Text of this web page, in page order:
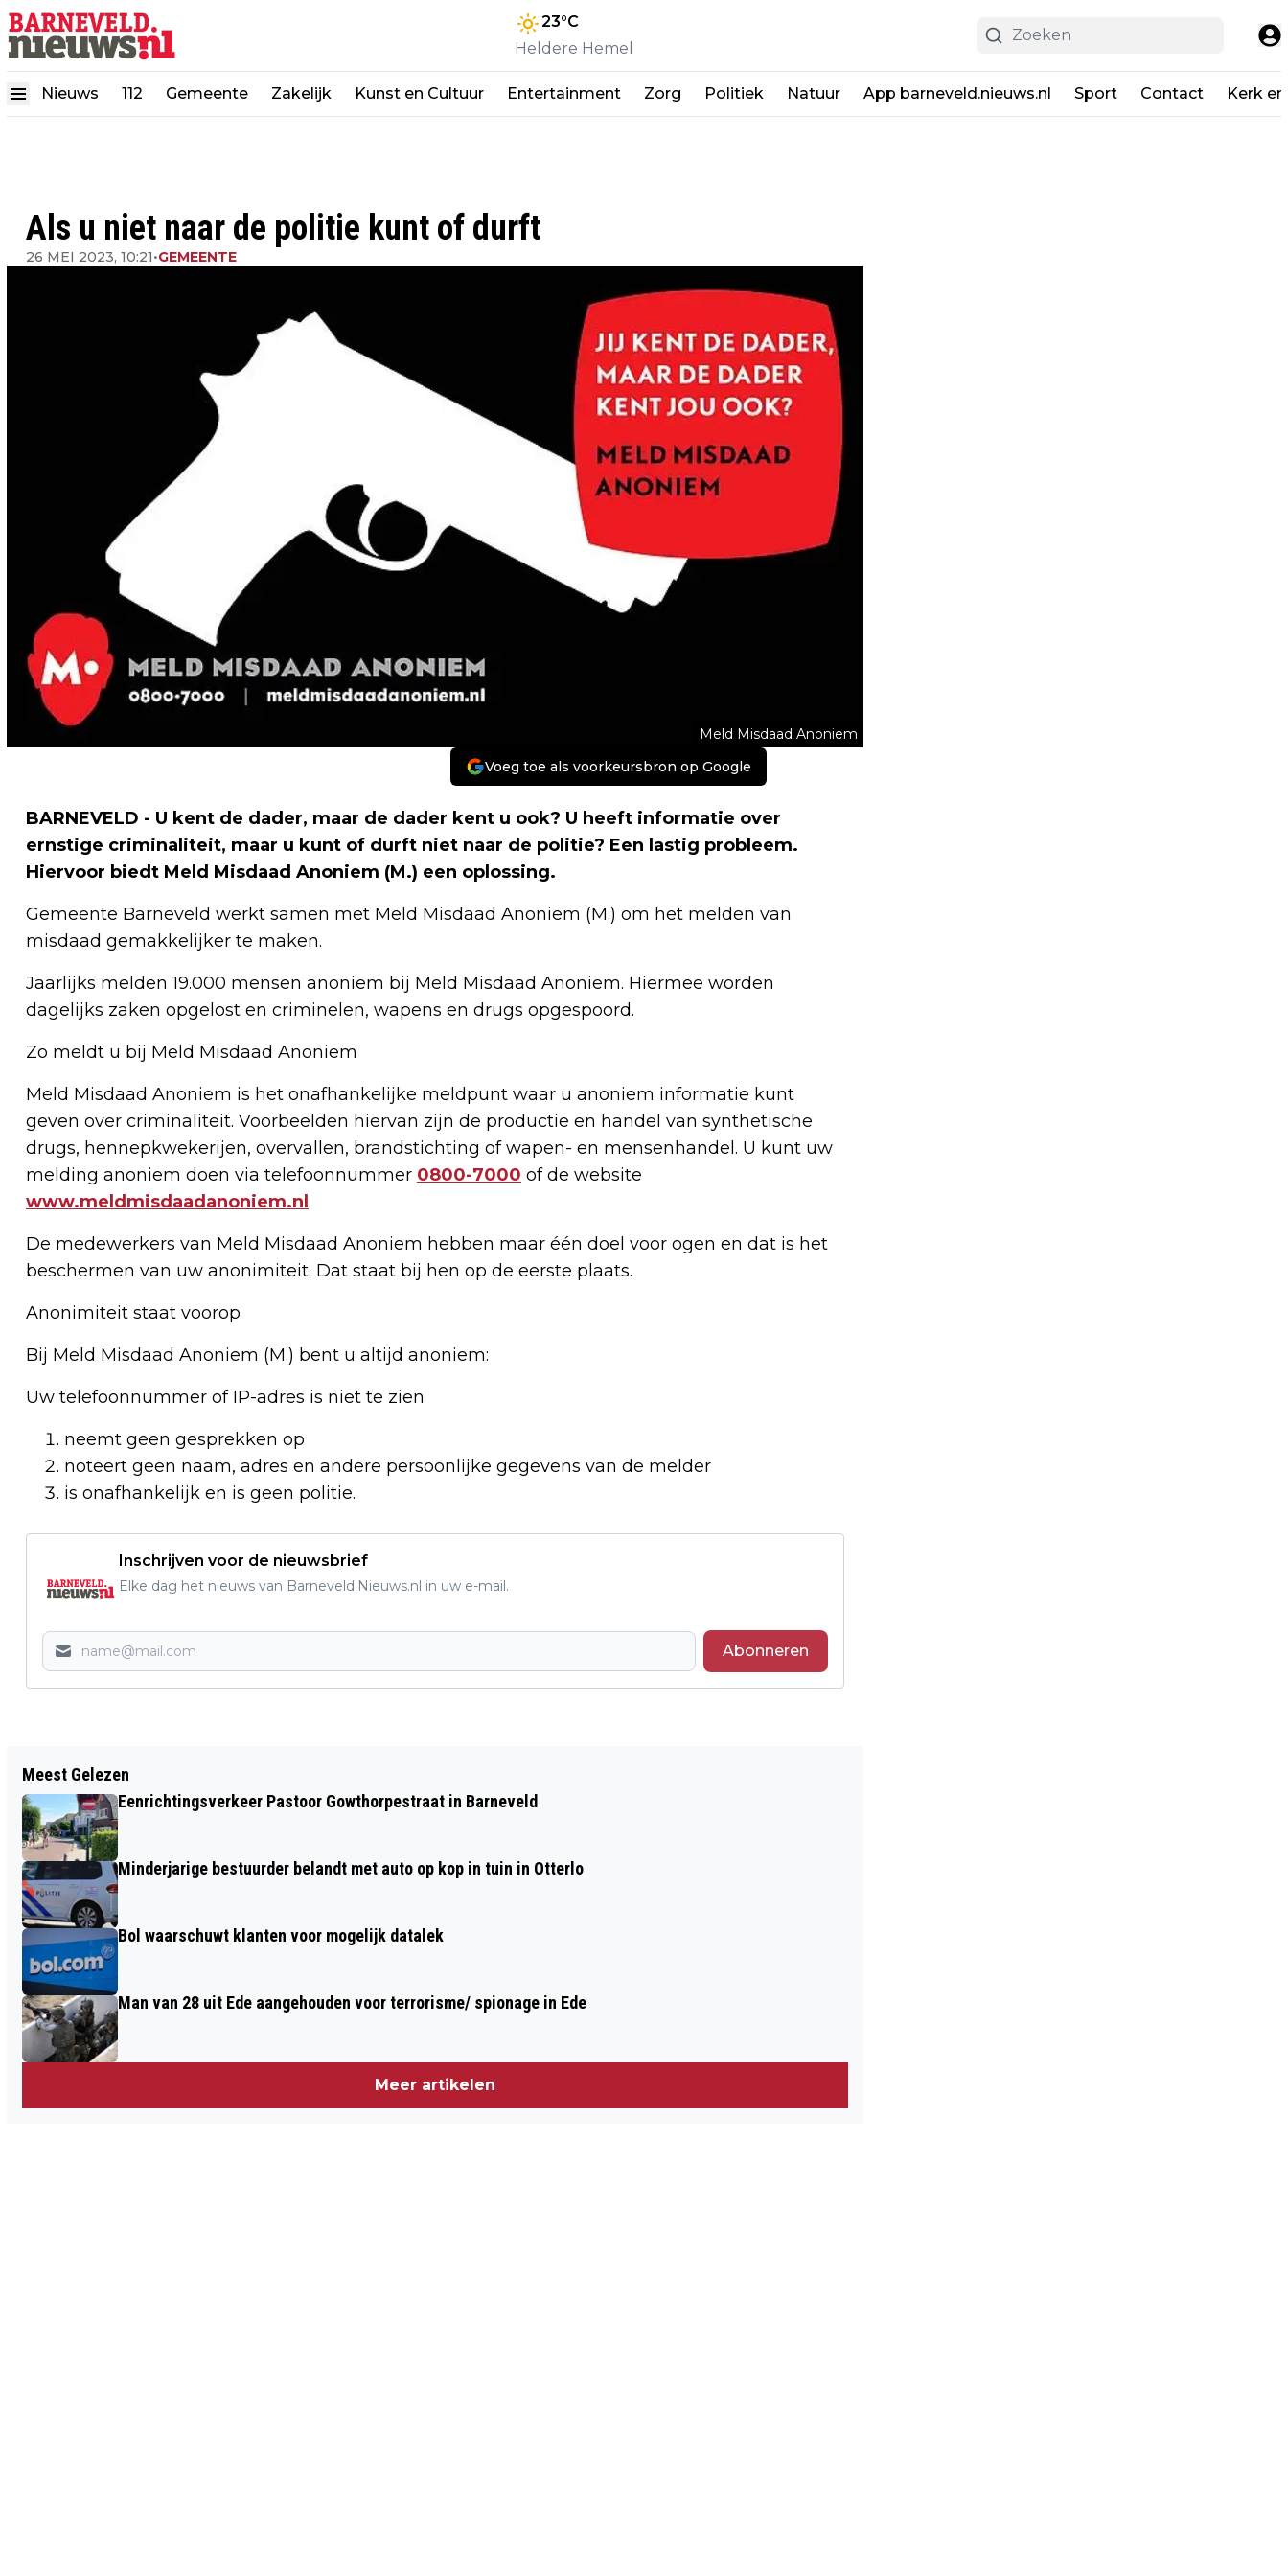
23°C
Heldere Hemel
Nieuws 112 Gemeente Zakelijk Kunst en Cultuur Entertainment Zorg Politiek Natuur App barneveld.nieuws.nl Sport Contact Kerk
Als u niet naar de politie kunt of durft
26 MEI 2023, 10:21•GEMEENTE
Meld Misdaad Anoniem
Voeg toe als voorkeursbron op Google
BARNEVELD - U kent de dader, maar de dader kent u ook? U heeft informatie over
ernstige criminaliteit, maar u kunt of durft niet naar de politie? Een lastig probleem.
Hiervoor biedt Meld Misdaad Anoniem (M.) een oplossing.
Gemeente Barneveld werkt samen met Meld Misdaad Anoniem (M.) om het melden van
misdaad gemakkelijker te maken.
Jaarlijks melden 19.000 mensen anoniem bij Meld Misdaad Anoniem. Hiermee worden
dagelijks zaken opgelost en criminelen, wapens en drugs opgespoord.
Zo meldt u bij Meld Misdaad Anoniem
Meld Misdaad Anoniem is het onafhankelijke meldpunt waar u anoniem informatie kunt
geven over criminaliteit. Voorbeelden hiervan zijn de productie en handel van synthetische
drugs, hennepkwekerijen, overvallen, brandstichting of wapen- en mensenhandel. U kunt uw
melding anoniem doen via telefoonnummer 0800-7000 of de website
www.meldmisdaadanoniem.nl
De medewerkers van Meld Misdaad Anoniem hebben maar één doel voor ogen en dat is het
beschermen van uw anonimiteit. Dat staat bij hen op de eerste plaats.
Anonimiteit staat voorop
Bij Meld Misdaad Anoniem (M.) bent u altijd anoniem:
Uw telefoonnummer of IP-adres is niet te zien
neemt geen gesprekken op
noteert geen naam, adres en andere persoonlijke gegevens van de melder
is onafhankelijk en is geen politie.
Inschrijven voor de nieuwsbrief
Elke dag het nieuws van Barneveld.Nieuws.nl in uw e-mail.
Abonneren
POLITIE INZET VOOR HUISELIJK
CONFLICT IN WONING DE WIJK VELLER
KOOTWIJKERBROEK
Meest Gelezen
Eenrichtingsverkeer Pastoor Gowthorpestraat in Barneveld
Minderjarige bestuurder belandt met auto op kop in tuin in Otterlo
Bol waarschuwt klanten voor mogelijk datalek
Man van 28 uit Ede aangehouden voor terrorisme/ spionage in Ede
Meer artikelen